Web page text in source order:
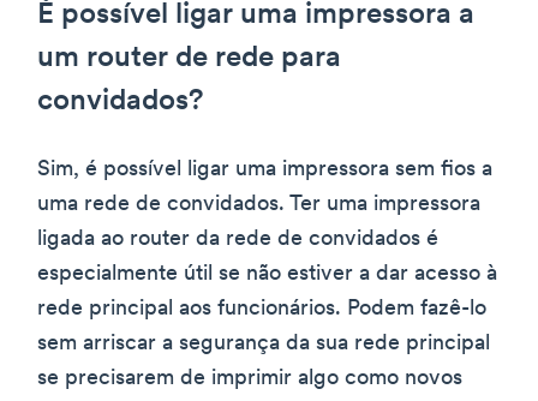
É possível ligar uma impressora a
um router de rede para
convidados?
Sim, é possível ligar uma impressora sem fios a
uma rede de convidados. Ter uma impressora
ligada ao router da rede de convidados é
especialmente útil se não estiver a dar acesso à
rede principal aos funcionários. Podem fazê-lo
sem arriscar a segurança da sua rede principal
se precisarem de imprimir algo como novos